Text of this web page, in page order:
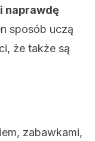
naprawdę
sposób uczą
że także są
zabawkami,